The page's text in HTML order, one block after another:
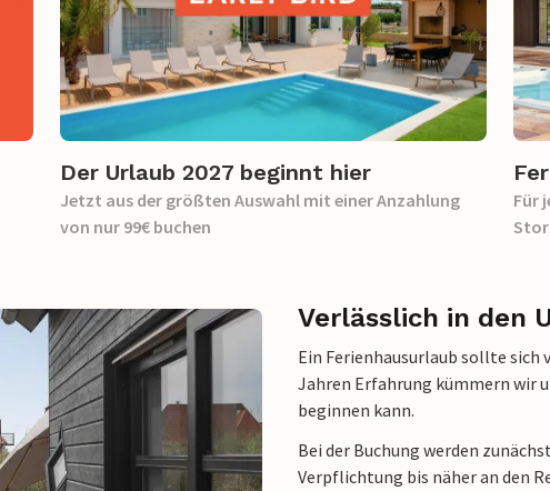
Der Urlaub 2027 beginnt hier
Jetzt aus der größten Auswahl mit einer Anzahlung
von nur 99€ buchen
Für
Verlässlich in den
Ein Ferienhausurlaub sollte sich
Jahren Erfahrung kümmern wir
beginnen kann.
Bei der Buchung werden
Verpflichtung bis näher an den